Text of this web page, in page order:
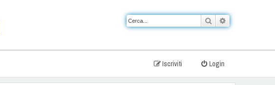
Cerca
Login
Iscriviti